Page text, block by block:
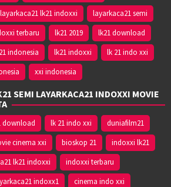
layarkaca21 lk21 indoxxi
layarkaca21 semi
terbaru lk21 2019
lk21 download
indonesia lk21 indoxxi
lk 21 indo xxi
xxi indonesia
SEMI LAYARKACA21 INDOXXI MOVIE
download lk 21 indo xxi
duniafilm21
cinema xxi bioskop 21
indoxxi lk21
lk21 indoxxi
indoxxi terbaru
indoxx1
cinema indo xxi